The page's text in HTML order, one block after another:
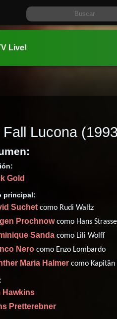
Live!
Fall Lucona
Gold
principal:
Suchetcomo Rudi Waltz
Prochnowcomo Hans
Sanda como Lili Wolff
Nero como Enzo Lombardo
Maria Halmer como Kapitän
Hawkins
Pretterebner